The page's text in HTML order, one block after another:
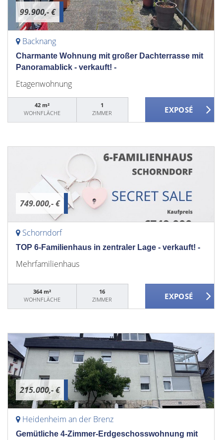
99.900,- €
Backnang
Charmante Wohnung mit großer Dachterrasse mit
Panoramablick - verkauft! -
Etagenwohnung
42 m²
WOHNFLÄCHE
1
ZIMMER
749.000,- €
Schorndorf
TOP 6-Familienhaus in zentraler Lage - verkauft! -
Mehrfamilienhaus
364 m²
WOHNFLÄCHE
16
ZIMMER
215.000,- €
Heidenheim an der Brenz
Gemütliche 4-Zimmer-Erdgeschosswohnung mit